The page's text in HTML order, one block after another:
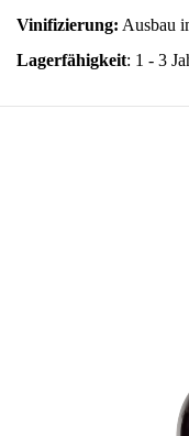
Vinifizierung: Ausbau
Lagerfähigkeit: 1 - 3